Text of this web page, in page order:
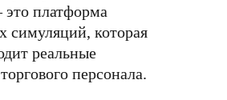
платформа
симуляций, которая
реальные
персонала.